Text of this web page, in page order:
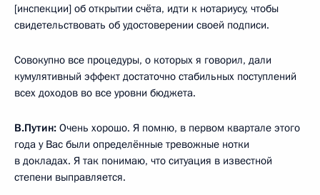
[инспекции] об открытии счёта, идти к нотариусу, чтобы
свидетельствовать об удостоверении своей подписи.
Совокупно все процедуры, о которых я говорил, дали
кумулятивный эффект достаточно стабильных поступлений
всех доходов во все уровни бюджета.
В.Путин: Очень хорошо. Я помню, в первом квартале этого
года у Вас были определённые тревожные нотки
в докладах. Я так понимаю, что ситуация в известной
степени выправляется.